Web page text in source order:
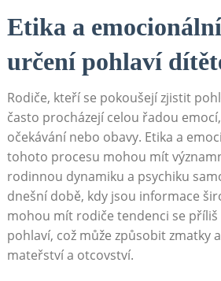
Etika a
určení pohlaví
Rodiče, kteří se pokoušejí zjistit
často procházejí celou řadou
očekávání nebo obavy. Etika a
tohoto procesu mohou mít
rodinnou dynamiku a psychiku
dnešní době, kdy jsou informace
mohou mít rodiče tendenci se
pohlaví, což může způsobit zmatky
mateřství a otcovství.